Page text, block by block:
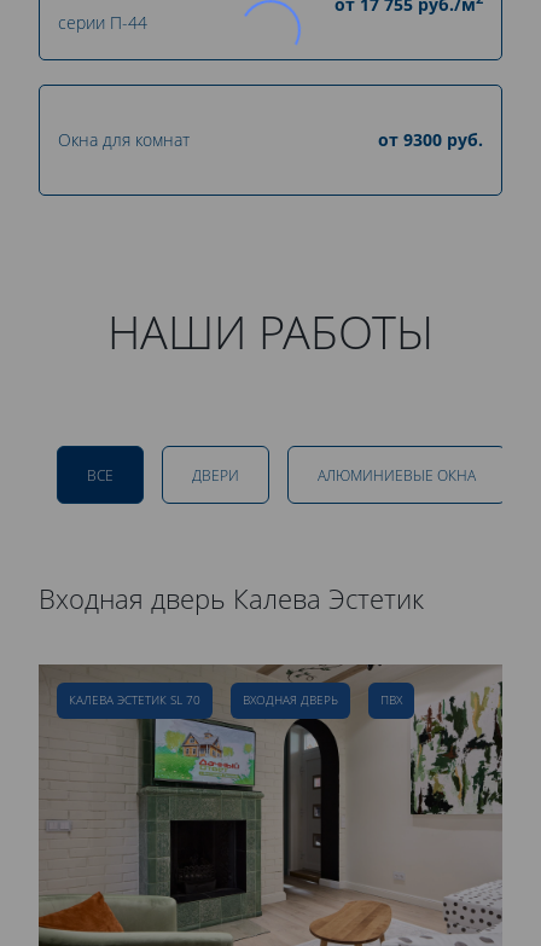
серии П-44
Окна для комнат от 9300 руб.
НАШИ РАБОТЫ
ВСЕ ДВЕРИ АЛЮМИНИЕВЫЕ ОКНА
Входная дверь Калева Эстетик
КАЛЕВА ЭСТЕТИК SL 70 ВХОДНАЯ ДВЕРЬ ПВХ